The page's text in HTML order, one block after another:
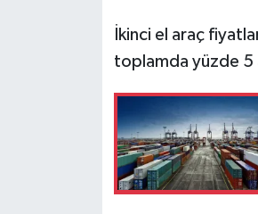
İkinci el araç
toplamda yüzde 5